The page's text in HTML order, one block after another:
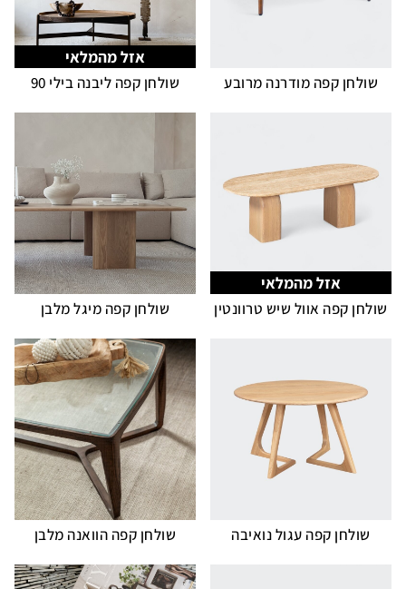
שולחן קפה מודרנה מרובע
אזל מהמלאי
שולחן קפה ליבנה בילי 90
אזל מהמלאי
שולחן קפה אוול שיש טרוונטין שולחן קפה מיגל מלבן
שולחן קפה עגול נואיבה שולחן קפה הוואנה מלבן